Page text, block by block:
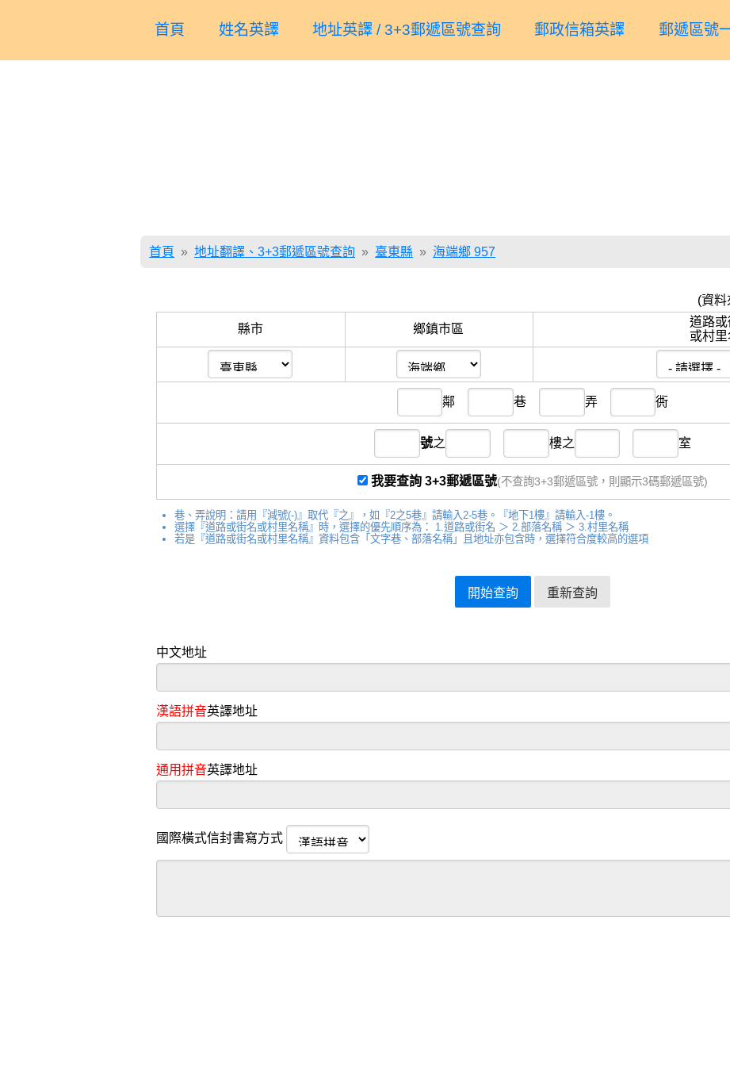
首頁 姓名英譯 地址英譯 / 3+3郵遞區號查詢 郵政信箱英譯 郵遞區號
首頁 地址翻譯、3+3郵遞區號查詢 臺東縣 海端鄉 957
(資
縣市 鄉鎮市區
道路或
或村
鄰 巷 弄 衖
號之 樓之 室
我要查詢 3+3郵遞區號(不查詢3+3郵遞區號，則顯示3碼郵遞區號)
巷、弄說明：請用『減號(-)』取代『之』，如『2之5巷』請輸入2-5巷。『地下1樓』請輸入-1樓。
選擇『道路或街名或村里名稱』時，選擇的優先順序為： 1.道路或街名 ＞ 2.部落名稱 ＞ 3.村里名稱
若是『道路或街名或村里名稱』資料包含「文字巷、部落名稱」且地址亦包含時，選擇符合度較高的選項
中文地址
漢語拼音英譯地址
通用拼音英譯地址
國際橫式信封書寫方式